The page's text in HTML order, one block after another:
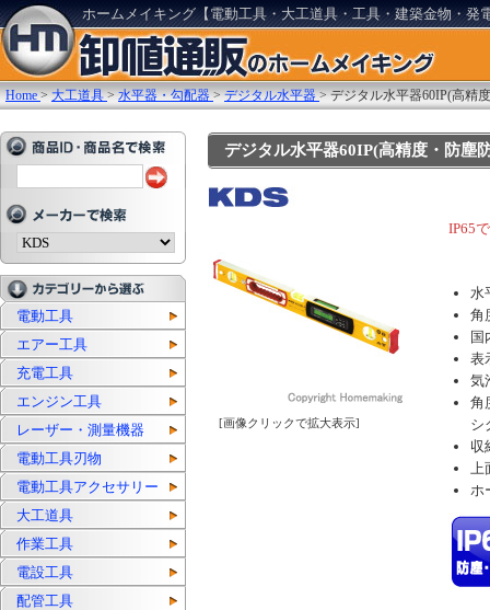
ホームメイキング【電動工具・大工道具・工具・建築金物・発
Home >大工道具 >水平器・勾配器 >デジタル水平器 >デジタル水平器60IP(高精
電動工具
エアー工具
充電工具
エンジン工具
レーザー・測量機器
電動工具刃物
電動工具アクセサリー
大工道具
作業工具
電設工具
配管工具
デジタル水平器60IP(高精度・防塵
[画像クリックで拡大表示]
IP65
水
角
国
表
気
角
シ
収
上
ホ